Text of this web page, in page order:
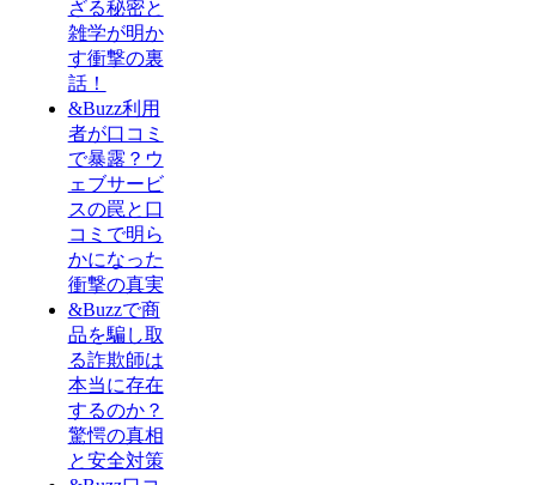
ざる秘密と
雑学が明か
す衝撃の裏
話！
&Buzz利用
者が口コミ
で暴露？ウ
ェブサービ
スの罠と口
コミで明ら
かになった
衝撃の真実
&Buzzで商
品を騙し取
る詐欺師は
本当に存在
するのか？
驚愕の真相
と安全対策